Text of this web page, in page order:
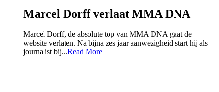
Marcel Dorff verlaat MMA DNA
Marcel Dorff, de absolute top van MMA DNA gaat de
website verlaten. Na bijna zes jaar aanwezigheid start hij als
journalist bij...Read More